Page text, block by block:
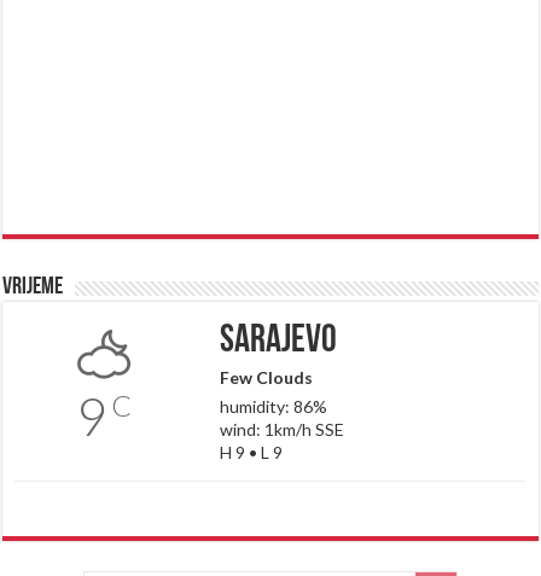
Vrijeme
9 C
Sarajevo
Few Clouds
humidity: 86%
wind: 1km/h SSE
H 9 • L 9